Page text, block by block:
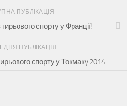
ПУБЛІКАЦІЯ
гирьового спорту у Франції!
ПУБЛІКАЦІЯ
спорту у Токмакy 2014